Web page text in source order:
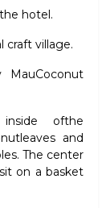
hotel .
craft village.
ofthe
and
The center
on a basket